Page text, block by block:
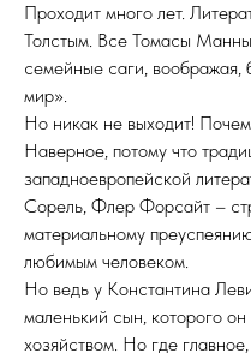
Проходит много лет.
Толстым. Все Томасы
семейные саги, воображая,
мир».
Но никак не выходит!
Наверное, потому что
западноевропейской
Сорель, Флер Форсайт –
материальному
любимым человеком.
Но ведь у Константина
маленький сын, которого
хозяйством. Но где